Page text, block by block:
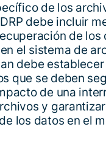
de los
debe incluir
de los
el sistema de
debe
que se deben
de una
y
los datos en el